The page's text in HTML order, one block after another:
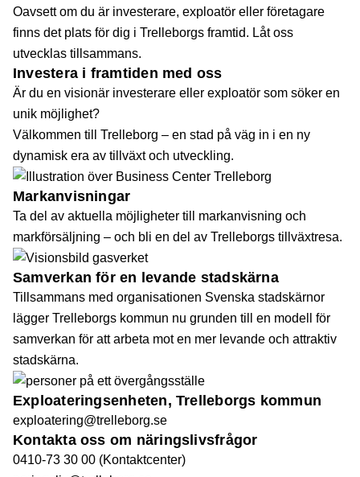
Oavsett om du är investerare, exploatör eller företagare
finns det plats för dig i Trelleborgs framtid. Låt oss
utvecklas tillsammans.
Investera i framtiden med oss
Är du en visionär investerare eller exploatör som söker en
unik möjlighet?
Välkommen till Trelleborg – en stad på väg in i en ny
dynamisk era av tillväxt och utveckling.
Markanvisningar
Ta del av aktuella möjligheter till markanvisning och
markförsäljning – och bli en del av Trelleborgs tillväxtresa.
Samverkan för en levande stadskärna
Tillsammans med organisationen Svenska stadskärnor
lägger Trelleborgs kommun nu grunden till en modell för
samverkan för att arbeta mot en mer levande och attraktiv
stadskärna.
Exploateringsenheten, Trelleborgs kommun
exploatering@trelleborg.se
Kontakta oss om näringslivsfrågor
0410-73 30 00 (Kontaktcenter)